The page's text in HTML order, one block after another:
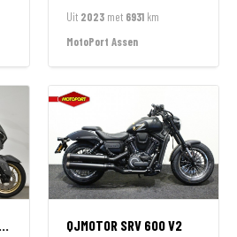
Uit 2023 met 6931 km
MotoPort Assen
QJMOTOR SRV 600 V2